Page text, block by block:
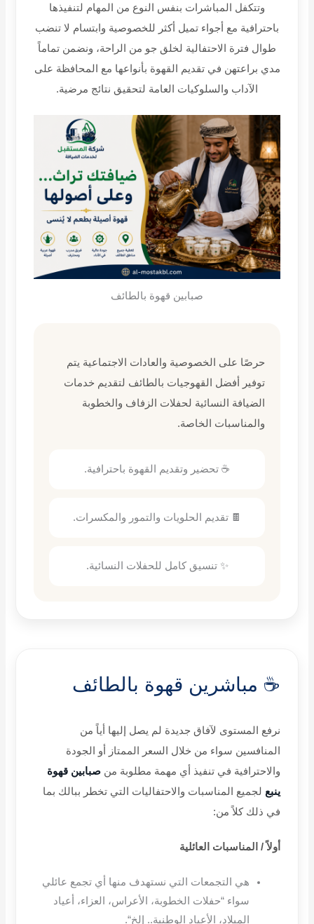
وتتكفل المباشرات بنفس النوع من المهام لتنفيذها
باحترافية مع أجواء تميل أكثر للخصوصية وابتسام لا تنضب
طوال فترة الاحتفالية لخلق جو من الراحة، ونضمن تماماً
مدي براعتهن في تقديم القهوة بأنواعها مع المحافظة على
الآداب والسلوكيات العامة لتحقيق نتائج مرضية.
صبابين قهوة بالطائف
حرصًا على الخصوصية والعادات الاجتماعية يتم
توفير أفضل القهوجيات بالطائف لتقديم خدمات
الضيافة النسائية لحفلات الزفاف والخطوبة
والمناسبات الخاصة.
☕ تحضير وتقديم القهوة باحترافية.
🍫 تقديم الحلويات والتمور والمكسرات.
✨ تنسيق كامل للحفلات النسائية.
☕ مباشرين قهوة بالطائف
نرفع المستوى لآفاق جديدة لم يصل إليها أياً من
المنافسين سواء من خلال السعر الممتاز أو الجودة
والاحترافية في تنفيذ أي مهمة مطلوبة منصبابين قهوة
ينبع لجميع المناسبات والاحتفاليات التي تخطر ببالك بما
في ذلك كلاً من:
أولاً/ المناسبات العائلية
هي التجمعات التي نستهدف منها أي تجمع عائلي
سواء “حفلات الخطوبة، الأعراس، العزاء، أعياد
الميلاد، الأعياد الوطنية.. إلخ“.